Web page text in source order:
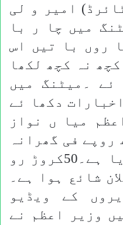
امیر و لی
میں چا ر با
روں با تیں اس
نہ کچھ لکھا
۔میٹنگ میں
کے اخبارات دکھا ئے
میا ں نواز
طرف سے5لاکھ روپے فی گھرانہ
معا وضے کا اعلان آیا ہے۔50کروڑ رو
شائع ہوا ہے۔
کے ویڈیو
وزیر اعظم نے